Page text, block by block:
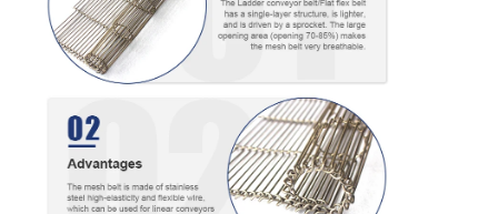
Aperçu
Produits
A propos de nous
Visite d'usine